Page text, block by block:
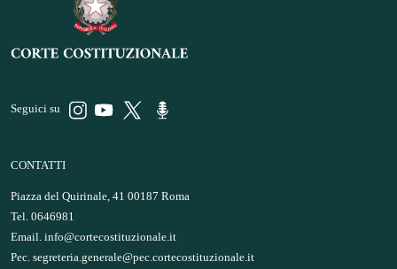
Seguici su
CONTATTI
Piazza del Quirinale, 41 00187 Roma
Tel. 0646981
Email. info@cortecostituzionale.it
Pec. segreteria.generale@pec.cortecostituzionale.it